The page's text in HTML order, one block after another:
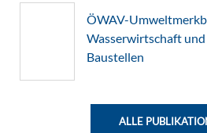
ÖWAV-
Wasserwirtschaft
Baustellen
ALLE